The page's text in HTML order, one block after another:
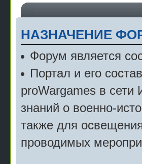
НАЗНАЧЕНИЕ
Форум является
Портал и его
proWargames в сети
знаний о военно-
также для
проводимых